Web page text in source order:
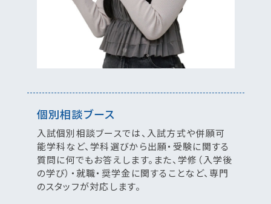
個別相談ブース
入試個別相談ブースでは、入試方式や併願可
能学科など、学科選びから出願・受験に関する
質問に何でもお答えします。また、学修（入学後
の学び）・就職・奨学金に関することなど、専門
のスタッフが対応します。